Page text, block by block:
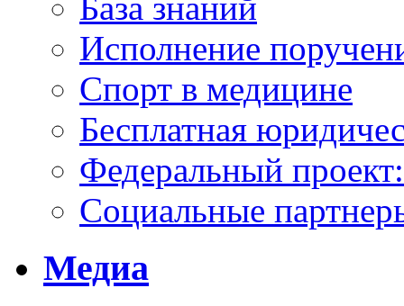
Исполнение
Спорт в медицине
Бесплатная
Федеральный
Социальные
Медиа